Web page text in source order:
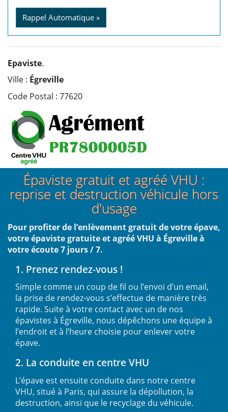
Rappel Automatique »
Epaviste.
Ville : Égreville
Code Postal : 77620
Épaviste gratuit et agréé VHU :
reprise et destruction véhicule hors
d'usage
Pour profiter de l’enlèvement gratuit de votre épave,
votre épaviste gratuite et agréé VHU à Égreville à
votre écoute 7 jours / 7.
1. Prenez rendez-vous !
Simple comme un coup de fil ou l’envoi d’un email,
la prise de rendez-vous s’effectue de manière très
rapide. Suite à votre contact avec un de nos
épavistes à Égreville, nous dépêchons une équipe à
l’endroit et à l’heure choisie pour enlever votre
épave.
2. La conduite en centre VHU
L’épave est ensuite conduite dans notre centre
VHU, situé à Paris, qui assure la dépollution, la
destruction, ainsi que le recyclage du véhicule.